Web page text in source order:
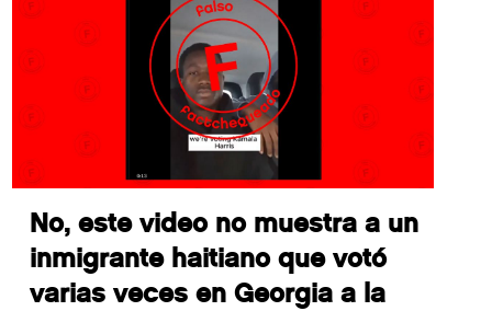
No, este video no muestra a un
inmigrante haitiano que votó
varias veces en Georgia a la